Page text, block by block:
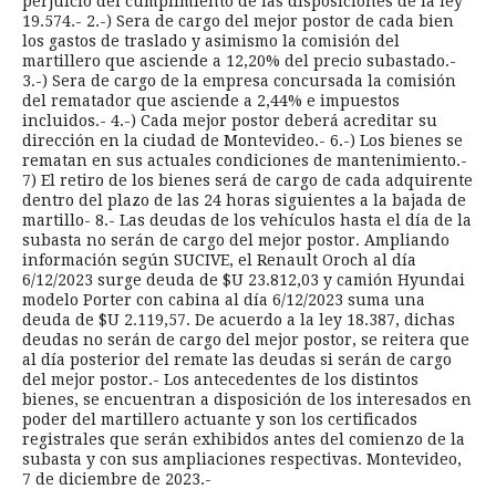
19.574.- 2.-) Sera de cargo del mejor postor de cada bien
los gastos de traslado y asimismo la comisión del
martillero que asciende a 12,20% del precio subastado.-
3.-) Sera de cargo de la empresa concursada la comisión
del rematador que asciende a 2,44% e impuestos
incluidos.- 4.-) Cada mejor postor deberá acreditar su
dirección en la ciudad de Montevideo.- 6.-) Los bienes se
rematan en sus actuales condiciones de mantenimiento.-
7) El retiro de los bienes será de cargo de cada adquirente
dentro del plazo de las 24 horas siguientes a la bajada de
martillo- 8.- Las deudas de los vehículos hasta el día de la
subasta no serán de cargo del mejor postor. Ampliando
información según SUCIVE, el Renault Oroch al día
6/12/2023 surge deuda de $U 23.812,03 y camión Hyundai
modelo Porter con cabina al día 6/12/2023 suma una
deuda de $U 2.119,57. De acuerdo a la ley 18.387, dichas
deudas no serán de cargo del mejor postor, se reitera que
al día posterior del remate las deudas si serán de cargo
del mejor postor.- Los antecedentes de los distintos
bienes, se encuentran a disposición de los interesados en
poder del martillero actuante y son los certificados
registrales que serán exhibidos antes del comienzo de la
subasta y con sus ampliaciones respectivas. Montevideo,
7 de diciembre de 2023.-